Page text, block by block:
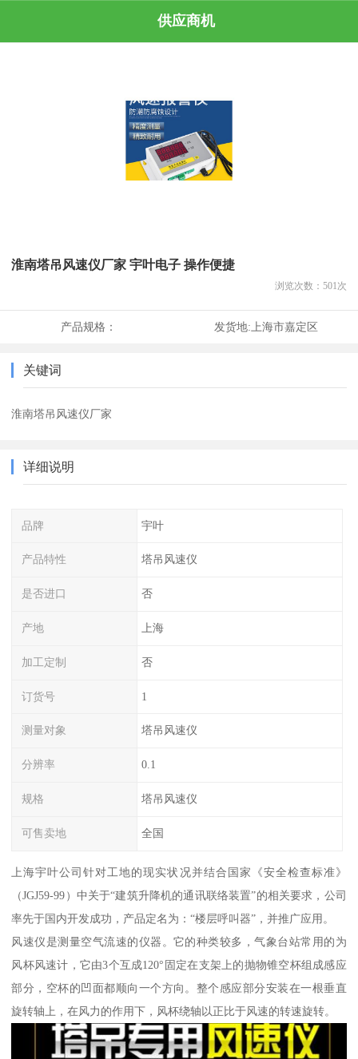
供应商机
淮南塔吊风速仪厂家 宇叶电子 操作便捷
浏览次数： 501 次
产品规格： 发货地:上海市嘉定区
关键词
淮南塔吊风速仪厂家
详细说明
品牌 宇叶
产品特性 塔吊风速仪
是否进口 否
产地 上海
加工定制 否
订货号 1
测量对象 塔吊风速仪
分辨率 0.1
规格 塔吊风速仪
可售卖地 全国
上海宇叶公司针对工地的现实状况并结合国家《安全检查标准》
（JGJ59-99）中关于“建筑升降机的通讯联络装置”的相关要求，公司
率先于国内开发成功，产品定名为：“楼层呼叫器”，并推广应用。
风速仪是测量空气流速的仪器。它的种类较多，气象台站常用的为
风杯风速计，它由3个互成120°固定在支架上的抛物锥空杯组成感应
部分，空杯的凹面都顺向一个方向。整个感应部分安装在一根垂直
旋转轴上，在风力的作用下，风杯绕轴以正比于风速的转速旋转。